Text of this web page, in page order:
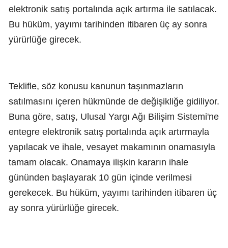
elektronik satış portalında açık artırma ile satılacak.
Bu hüküm, yayımı tarihinden itibaren üç ay sonra
yürürlüğe girecek.
Teklifle, söz konusu kanunun taşınmazların
satılmasını içeren hükmünde de değişikliğe gidiliyor.
Buna göre, satış, Ulusal Yargı Ağı Bilişim Sistemi'ne
entegre elektronik satış portalında açık artırmayla
yapılacak ve ihale, vesayet makamının onamasıyla
tamam olacak. Onamaya ilişkin kararın ihale
gününden başlayarak 10 gün içinde verilmesi
gerekecek. Bu hüküm, yayımı tarihinden itibaren üç
ay sonra yürürlüğe girecek.